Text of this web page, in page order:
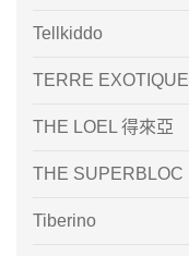
Tellkiddo
TERRE EXOTIQUE
THE LOEL 得來亞
THE SUPERBLOC
Tiberino